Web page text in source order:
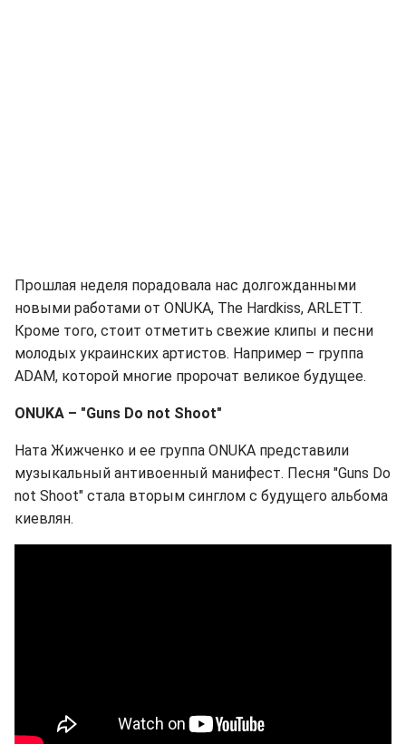
Прошлая неделя порадовала нас долгожданными
новыми работами от ONUKA, The Hardkiss, ARLETT.
Кроме того, стоит отметить свежие клипы и песни
молодых украинских артистов. Например – группа
ADAM, которой многие пророчат великое будущее.
ONUKA – "Guns Do not Shoot"
Ната Жижченко и ее группа ONUKA представили
музыкальный антивоенный манифест. Песня "Guns Do
not Shoot" стала вторым синглом с будущего альбома
киевлян.